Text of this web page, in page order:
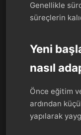
Genellikle
süreçlerin
Yeni
nasıl
Önce eğitim
ardından
yapılarak